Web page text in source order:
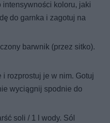
intensywności koloru, jaki
do garnka i zagotuj na
barwnik (przez sitko).
rozprostuj je w nim. Gotuj
wyciągnij spodnie do
soli / 1 l wody. Sól